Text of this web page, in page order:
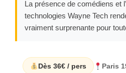
La présence de comédiens et
technologies Wayne Tech
vraiment surprenante pour
Dès 36€ / pers Paris